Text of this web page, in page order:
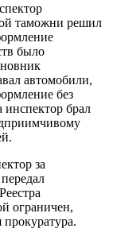
таможни решил
было
автомобили,
без
инспектор брал
за
ограничен,